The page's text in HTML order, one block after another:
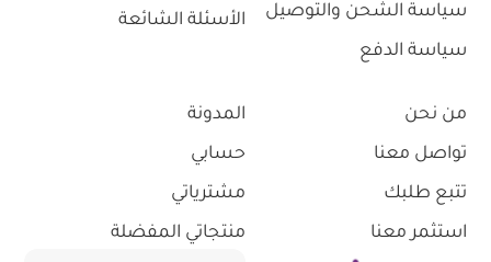
سياسة الشحن والتوصيل
سياسة الدفع
الأسئلة الشائعة
من نحن
تواصل معنا
تتبع طلبك
استثمر معنا
المدونة
حسابي
مشترياتي
منتجاتي المفضلة